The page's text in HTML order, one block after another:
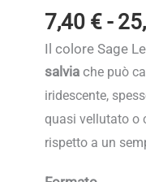
7,40 € -
Il coloreSage
salviache può
iridescente,
quasi vellutato o
rispetto a un